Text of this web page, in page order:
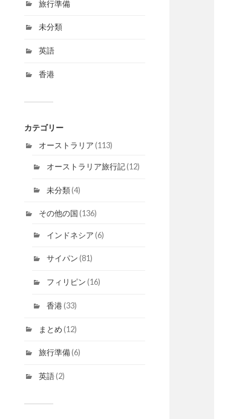
旅行準備
未分類
英語
香港
カテゴリー
オーストラリア (113)
オーストラリア旅行記(12)
未分類(4)
その他の国 (136)
インドネシア (6)
サイパン (81)
フィリピン (16)
香港(33)
まとめ (12)
旅行準備(6)
英語(2)